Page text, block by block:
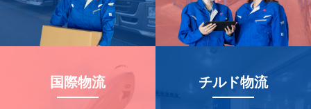
国際物流 チルド物流